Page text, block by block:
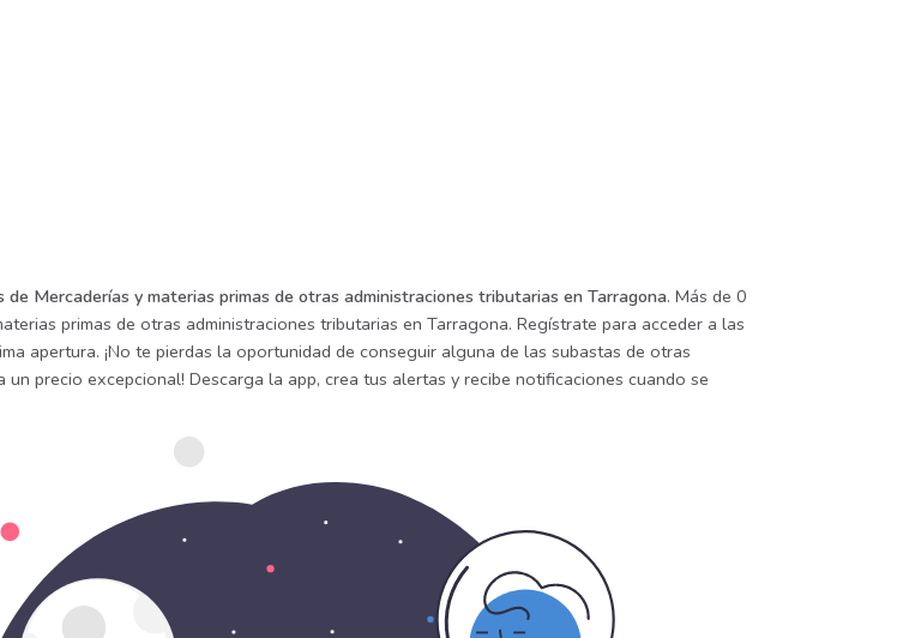
de Mercaderías y materias primas de otras administraciones tributarias en Tarragona. Más de 0
primas de otras administraciones tributarias en Tarragona. Regístrate para acceder a las
apertura. ¡No te pierdas la oportunidad de conseguir alguna de las subastas de otras
un precio excepcional! Descarga la app, crea tus alertas y recibe notificaciones cuando se